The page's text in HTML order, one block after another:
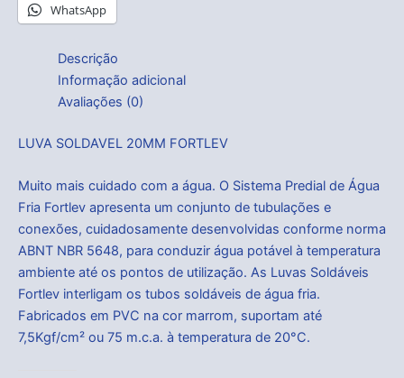
WhatsApp
Descrição
Informação adicional
Avaliações (0)
LUVA SOLDAVEL 20MM FORTLEV
Muito mais cuidado com a água. O Sistema Predial de Água
Fria Fortlev apresenta um conjunto de tubulações e
conexões, cuidadosamente desenvolvidas conforme norma
ABNT NBR 5648, para conduzir água potável à temperatura
ambiente até os pontos de utilização. As Luvas Soldáveis
Fortlev interligam os tubos soldáveis de água fria.
Fabricados em PVC na cor marrom, suportam até
7,5Kgf/cm² ou 75 m.c.a. à temperatura de 20°C.